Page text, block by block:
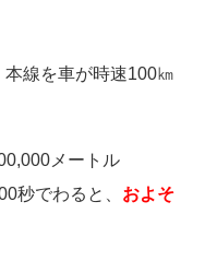
線を車が時速100㎞
メートル
秒でわると、 およそ